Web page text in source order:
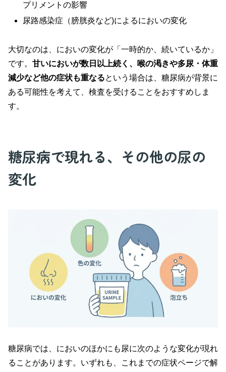
プリメントの影響
尿路感染症（膀胱炎など)によるにおいの変化
大切なのは、においの変化が「一時的か、続いているか」
です。 甘いにおいが数日以上続く、喉の渇きや多尿・体重
減少など他の症状も重なるという場合は、糖尿病が背景に
ある可能性を考えて、検査を受けることをおすすめしま
す。
糖尿病で現れる、その他の尿の
変化
糖尿病では、においのほかにも尿に次のような変化が現れ
ることがあります。いずれも、これまでの症状ページで解